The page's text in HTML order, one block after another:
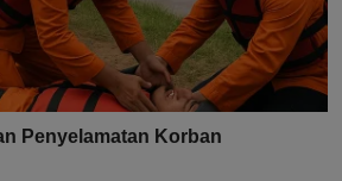
Penyelamatan Korban